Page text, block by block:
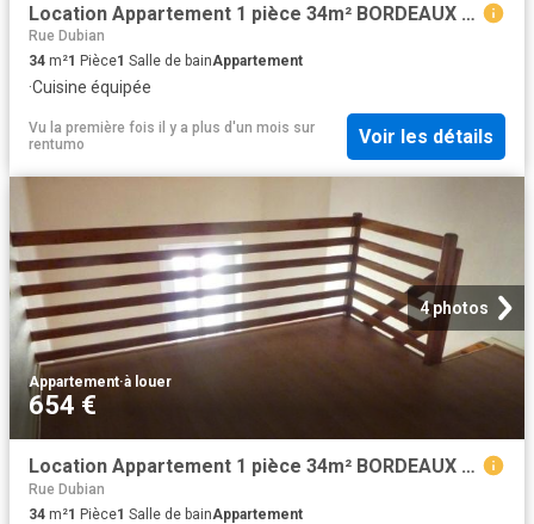
Location Appartement 1 pièce 34m² BORDEAUX 33000
Rue Dubian
34 m²1 Pièce1 Salle de bainAppartement
·Cuisine équipée
Vu la première fois il y a plus d'un mois sur
rentumo
Voir les détails
4 photos
Appartement·à louer
654 €
Location Appartement 1 pièce 34m² BORDEAUX 33000
Rue Dubian
34 m²1 Pièce1 Salle de bainAppartement